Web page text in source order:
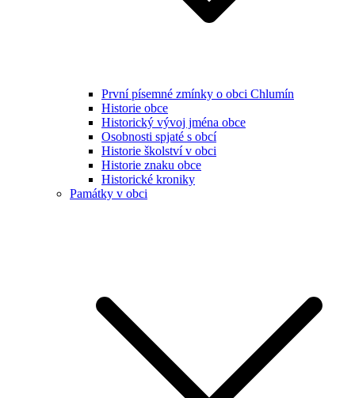
První písemné zmínky o obci Chlumín
Historie obce
Historický vývoj jména obce
Osobnosti spjaté s obcí
Historie školství v obci
Historie znaku obce
Historické kroniky
Památky v obci